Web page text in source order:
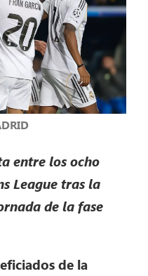
entre los ocho
League tras la
de la fase
de la